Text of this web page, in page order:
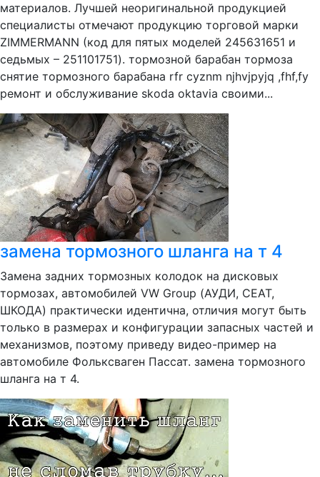
материалов. Лучшей неоригинальной продукцией
специалисты отмечают продукцию торговой марки
ZIMMERMANN (код для пятых моделей 245631651 и
седьмых – 251101751). тормозной барабан тормоза
снятие тормозного барабана rfr cyznm njhvjpyjq ,fhf,fy
ремонт и обслуживание skoda oktavia своими...
замена тормозного шланга на т 4
Замена задних тормозных колодок на дисковых
тормозах, автомобилей VW Group (АУДИ, СЕАТ,
ШКОДА) практически идентична, отличия могут быть
только в размерах и конфигурации запасных частей и
механизмов, поэтому приведу видео-пример на
автомобиле Фольксваген Пассат. замена тормозного
шланга на т 4.